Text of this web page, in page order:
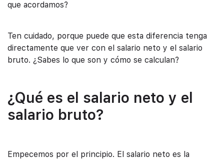
que acordamos?
Ten cuidado, porque puede que esta diferencia tenga
directamente que ver con el salario neto y el salario
bruto. ¿Sabes lo que son y cómo se calculan?
¿Qué es el salario neto y el
salario bruto?
Empecemos por el principio. El salario neto es la